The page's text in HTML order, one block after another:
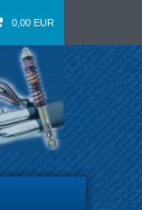
0,00 EUR